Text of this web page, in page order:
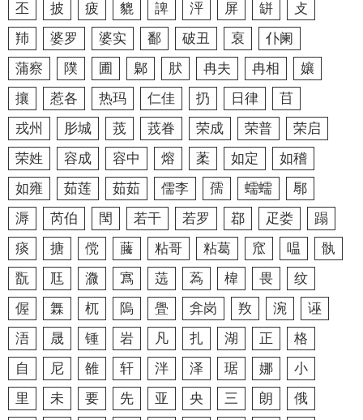
丕
披 疲 貔 諀 泙 屏 缾
攴
䍨
婆罗 婆实 鄱 破丑 裒
仆阑
蒲察
䧤 圃 鄡 肰 冉夫 冉相
孃
攘
惹各 热玛 仁佳 扔 日律
䒤
戎州
肜城 茙 茙眷 荣成 荣普
荣启
荣姓
容成 容中 熔 葇 如定
如稽
如雍
茹莲 茹茹 儒李 孺 蠕蠕
鄏
溽
芮伯 閠 若干 若罗 鄀 疋娄
蹋
痰
搪 傥 虅 粘哥 粘葛 窊 嗢
骫
翫
尫 㵟 寪 䓕 蒍 椲 畏
纹
偓
橆 杌 隖 舋 弇岗 䍩 涴
诬
浯
晟 锺 岩 凡 扎 湖 正
格
自
尼 雒 轩 泮 泽 琚 娜
小
里
未 要 先 亚 央 三 朗
俄